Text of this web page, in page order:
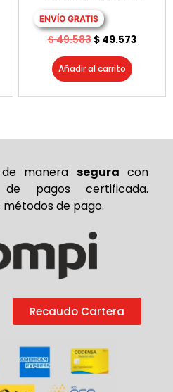
ENVÍO GRATIS
$49.583 $49.573
Añadir al carrito
manera segura con
pagos certificada.
de pago.
Recaudo Cartera